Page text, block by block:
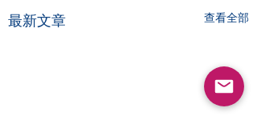
最新文章 查看全部